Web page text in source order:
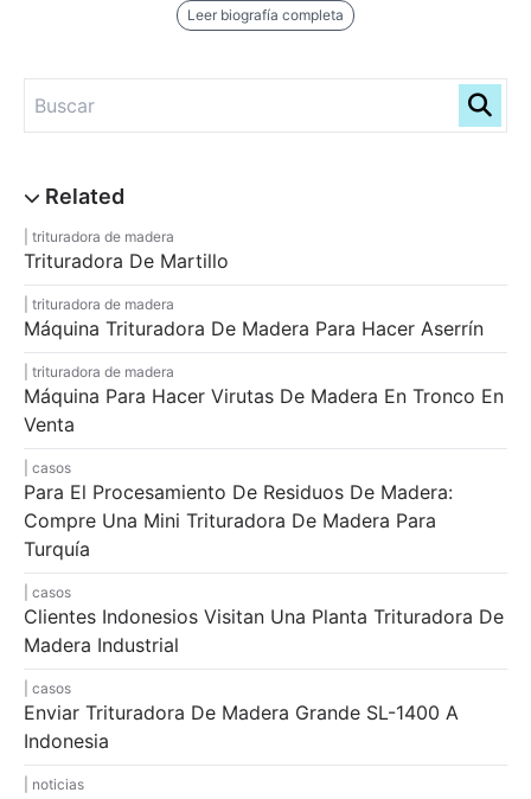
Leer biografía completa
trituradora de madera
Trituradora De Martillo
trituradora de madera
Máquina Trituradora De Madera Para Hacer Aserrín
trituradora de madera
Máquina Para Hacer Virutas De Madera En Tronco En
Venta
casos
Para El Procesamiento De Residuos De Madera:
Compre Una Mini Trituradora De Madera Para
Turquía
casos
Clientes Indonesios Visitan Una Planta Trituradora De
Madera Industrial
casos
Enviar Trituradora De Madera Grande SL-1400 A
Indonesia
noticias